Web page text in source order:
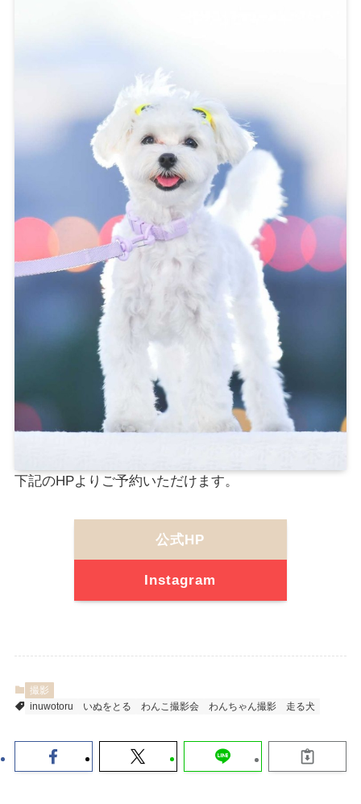
下記のHPよりご予約いただけます。
公式HP
Instagram
撮影
inuwotoru
いぬをとる わんこ撮影会 わんちゃん撮影 走る犬